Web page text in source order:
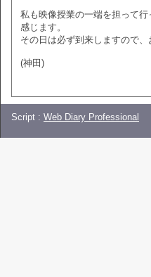
私も映像授業の一端を担って
感じます。
その日は必ず到来しますので
(神田)
Script : Web Diary Professional